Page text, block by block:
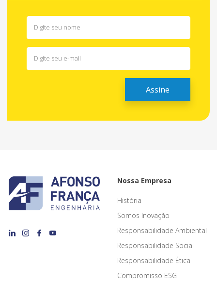
Nossa Empresa
História
Somos Inovação
Responsabilidade Ambiental
Responsabilidade Social
Responsabilidade Ética
Compromisso ESG